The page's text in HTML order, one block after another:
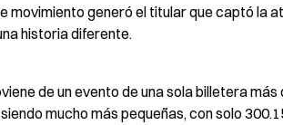
movimiento generó el titular que captó la
historia diferente.
de un evento de una sola billetera
mucho más pequeñas, con solo